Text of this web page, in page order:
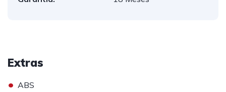
Extras
• ABS